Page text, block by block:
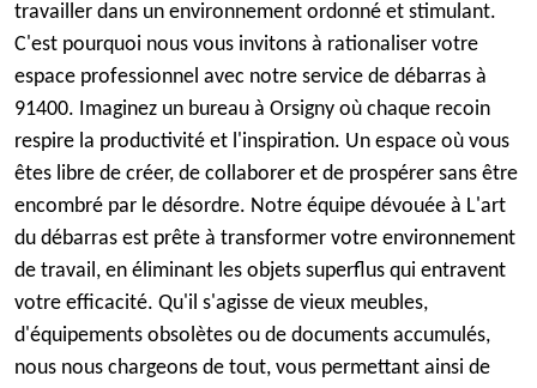
travailler dans un environnement ordonné et stimulant.
C'est pourquoi nous vous invitons à rationaliser votre
espace professionnel avec notre service de débarras à
91400. Imaginez un bureau à Orsigny où chaque recoin
respire la productivité et l'inspiration. Un espace où vous
êtes libre de créer, de collaborer et de prospérer sans être
encombré par le désordre. Notre équipe dévouée à L'art
du débarras est prête à transformer votre environnement
de travail, en éliminant les objets superflus qui entravent
votre efficacité. Qu'il s'agisse de vieux meubles,
d'équipements obsolètes ou de documents accumulés,
nous nous chargeons de tout, vous permettant ainsi de